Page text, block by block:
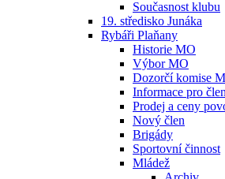
Současnost klubu
19. středisko Junáka
Rybáři Plaňany
Historie MO
Výbor MO
Dozorčí komise
Informace pro
Prodej a ceny
Nový člen
Brigády
Sportovní činnost
Mládež